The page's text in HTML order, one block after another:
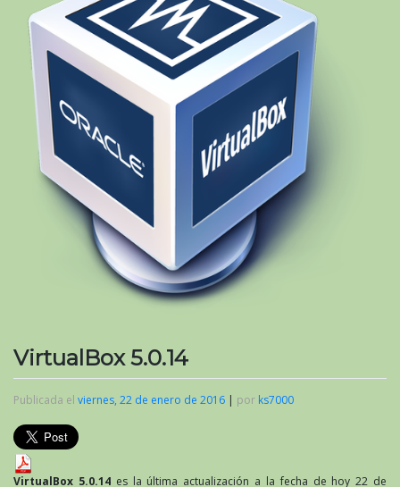
VirtualBox 5.0.14
Publicada el viernes, 22 de enero de 2016 | por ks7000
VirtualBox 5.0.14es la última actualización a la fecha de hoy 22 de